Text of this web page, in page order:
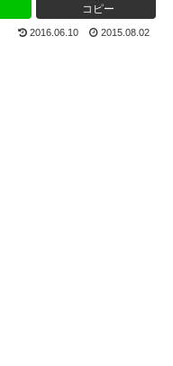
コピー
2016.06.10 2015.08.02